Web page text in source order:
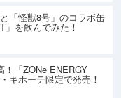
「怪獣8号」のコラボ缶
を飲んでみた！
！「ZONe ENERGY
キホーテ限定で発売！